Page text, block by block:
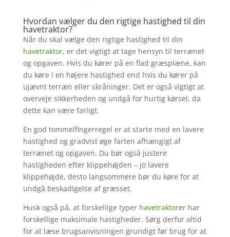
Hvordan vælger du den rigtige hastighed til din
havetraktor?
Når du skal vælge den rigtige hastighed til din
havetraktor, er det vigtigt at tage hensyn til terrænet
og opgaven. Hvis du kører på en flad græsplæne, kan
du køre i en højere hastighed end hvis du kører på
ujævnt terræn eller skråninger. Det er også vigtigt at
overveje sikkerheden og undgå for hurtig kørsel, da
dette kan være farligt.
En god tommelfingerregel er at starte med en lavere
hastighed og gradvist øge farten afhængigt af
terrænet og opgaven. Du bør også justere
hastigheden efter klippehøjden – jo lavere
klippehøjde, desto langsommere bør du køre for at
undgå beskadigelse af græsset.
Husk også på, at forskellige typer havetraktorerhar
forskellige maksimale hastigheder. Sørg derfor altid
for at læse brugsanvisningen grundigt før brug for at